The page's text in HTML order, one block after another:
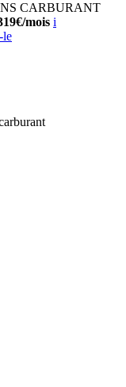
CARBURANT
mois i
le